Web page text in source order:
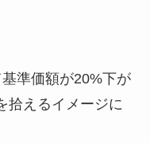
準価額が20%下が
拾えるイメージに